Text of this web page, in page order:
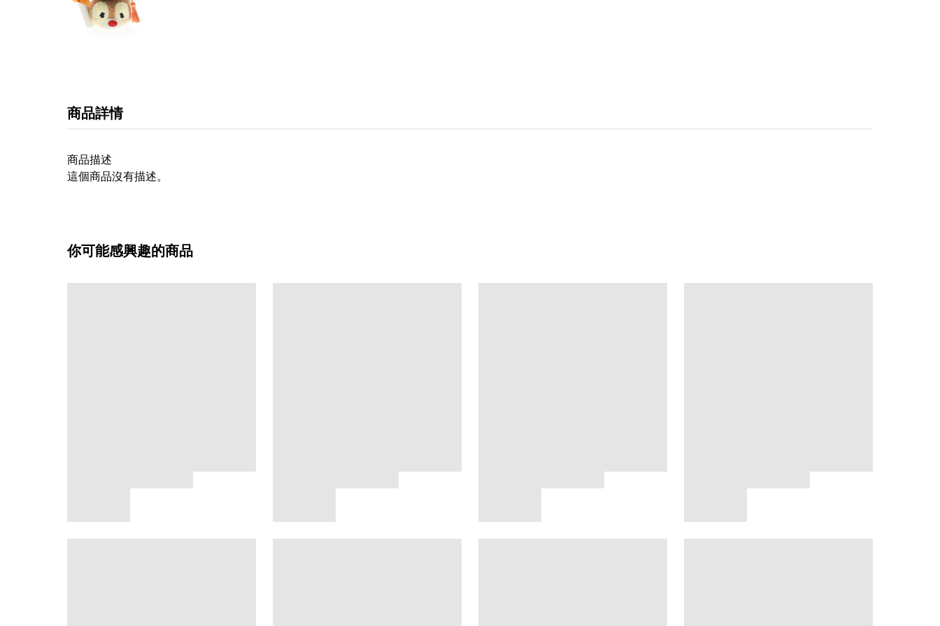
商品詳情
商品描述
這個商品沒有描述。
你可能感興趣的商品